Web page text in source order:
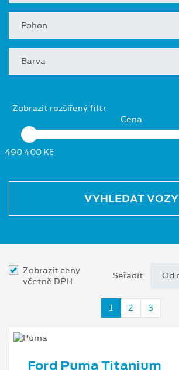
Pohon
Barva
Zobrazit rozšířený filtr
Cena
490 400 Kč
VYHLEDAT VOZY
Zobrazit ceny
včetně DPH
Seřadit
1 2 3
Ford Puma Titanium